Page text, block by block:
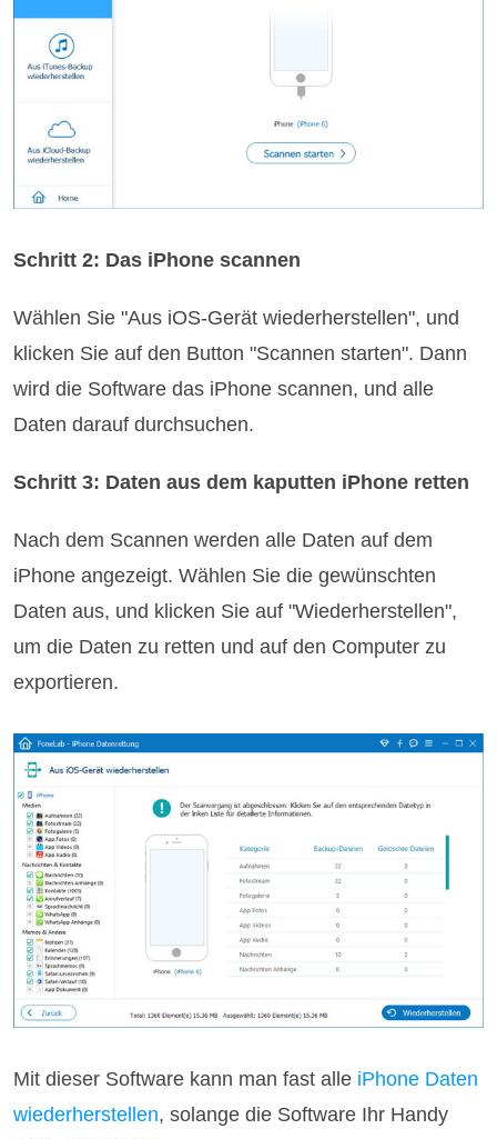
Schritt 2: Das iPhone scannen
Wählen Sie "Aus iOS-Gerät wiederherstellen", und
klicken Sie auf den Button "Scannen starten". Dann
wird die Software das iPhone scannen, und alle
Daten darauf durchsuchen.
Schritt 3: Daten aus dem kaputten iPhone retten
Nach dem Scannen werden alle Daten auf dem
iPhone angezeigt. Wählen Sie die gewünschten
Daten aus, und klicken Sie auf "Wiederherstellen",
um die Daten zu retten und auf den Computer zu
exportieren.
Mit dieser Software kann man fast alle iPhone Daten
wiederherstellen, solange die Software Ihr Handy